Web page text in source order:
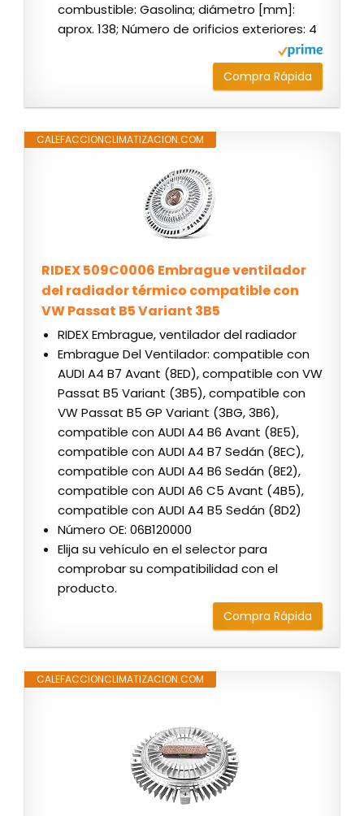
combustible: Gasolina; diámetro [mm]:
aprox. 138; Número de orificios exteriores: 4
Compra Rápida
CALEFACCIONCLIMATIZACION.COM
RIDEX 509C0006 Embrague ventilador
del radiador térmico compatible con
VW Passat B5 Variant 3B5
RIDEX Embrague, ventilador del radiador
Embrague Del Ventilador: compatible con
AUDI A4 B7 Avant (8ED), compatible con VW
Passat B5 Variant (3B5), compatible con
VW Passat B5 GP Variant (3BG, 3B6),
compatible con AUDI A4 B6 Avant (8E5),
compatible con AUDI A4 B7 Sedán (8EC),
compatible con AUDI A4 B6 Sedán (8E2),
compatible con AUDI A6 C5 Avant (4B5),
compatible con AUDI A4 B5 Sedán (8D2)
Número OE: 06B120000
Elija su vehículo en el selector para
comprobar su compatibilidad con el
producto.
Compra Rápida
CALEFACCIONCLIMATIZACION.COM